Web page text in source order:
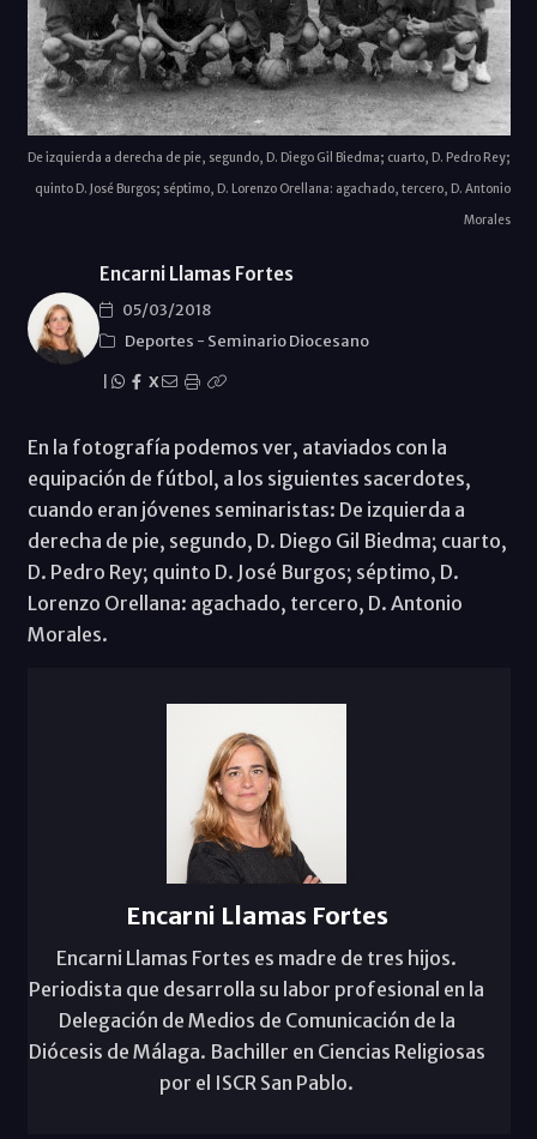
De izquierda a derecha de pie, segundo, D. Diego Gil Biedma; cuarto, D. Pedro Rey;
quinto D. José Burgos; séptimo, D. Lorenzo Orellana: agachado, tercero, D. Antonio
Morales
Encarni Llamas Fortes
05/03/2018
Deportes - Seminario Diocesano
X
En la fotografía podemos ver, ataviados con la
equipación de fútbol, a los siguientes sacerdotes,
cuando eran jóvenes seminaristas: De izquierda a
derecha de pie, segundo, D. Diego Gil Biedma; cuarto,
D. Pedro Rey; quinto D. José Burgos; séptimo, D.
Lorenzo Orellana: agachado, tercero, D. Antonio
Morales.
Encarni Llamas Fortes
Encarni Llamas Fortes es madre de tres hijos.
Periodista que desarrolla su labor profesional en la
Delegación de Medios de Comunicación de la
Diócesis de Málaga. Bachiller en Ciencias Religiosas
por el ISCR San Pablo.